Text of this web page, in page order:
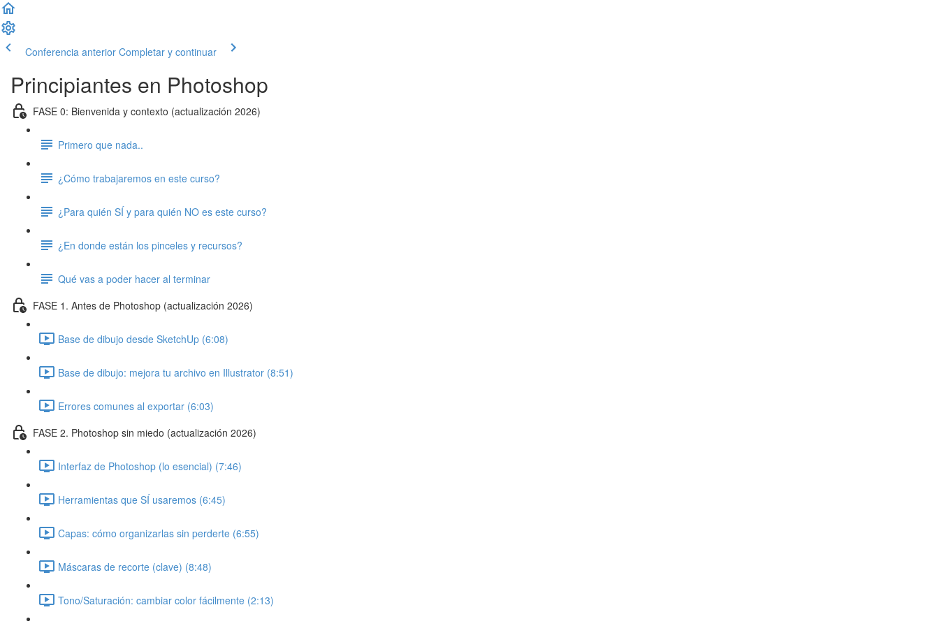
Conferencia anterior Completar y continuar
Principiantes en Photoshop
FASE 0: Bienvenida y contexto (actualización 2026)
Primero que nada..
¿Cómo trabajaremos en este curso?
¿Para quién SÍ y para quién NO es este curso?
¿En donde están los pinceles y recursos?
Qué vas a poder hacer al terminar
FASE 1. Antes de Photoshop (actualización 2026)
Base de dibujo desde SketchUp (6:08)
Base de dibujo: mejora tu archivo en Illustrator (8:51)
Errores comunes al exportar (6:03)
FASE 2. Photoshop sin miedo (actualización 2026)
Interfaz de Photoshop (lo esencial) (7:46)
Herramientas que SÍ usaremos (6:45)
Capas: cómo organizarlas sin perderte (6:55)
Máscaras de recorte (clave) (8:48)
Tono/Saturación: cambiar color fácilmente (2:13)